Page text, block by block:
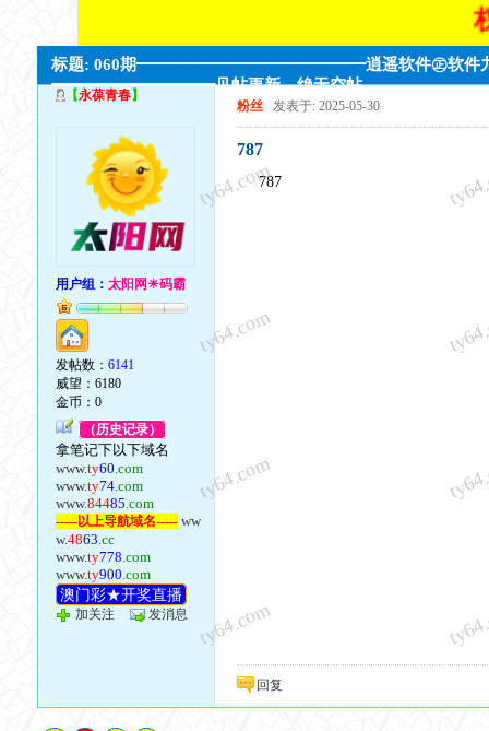
权
标题: 060期━━━━━━━━━━━━━━逍遥软件㊣软
━━━━━━━━━━见帖更新，绝无空帖。
【永葆青春】
用户组：太阳网☀码霸
发帖数：6141
威望：6180
金币：0
（历史记录）
拿笔记下以下域名
www.ty60.com
www.ty74.com
www.84485.com
-----以上导航域名----- ww
w.4863.cc
www.ty778.com
www.ty900.com
澳门彩★开奖直播
加关注 发消息
粉丝 发表于: 2025-05-30
787
787
回复
ty64.com
ty64.com
ty64.com
ty64.com